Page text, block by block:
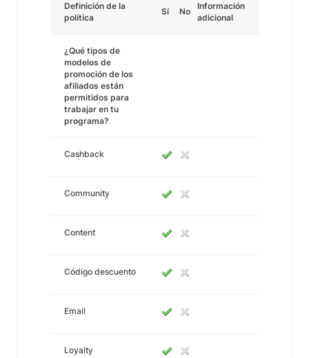
Definición de la
política
Sí No
Información
adicional
¿Qué tipos de
modelos de
promoción de los
afiliados están
permitidos para
trabajar en tu
programa?
Cashback
Community
Content
Código descuento
Email
Loyalty